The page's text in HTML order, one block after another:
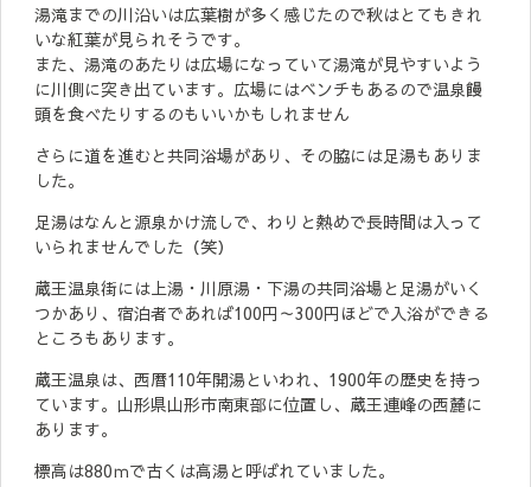
湯滝までの川沿いは広葉樹が多く感じたので秋はとてもきれ
いな紅葉が見られそうです。
また、湯滝のあたりは広場になっていて湯滝が見やすいよう
に川側に突き出ています。広場にはベンチもあるので温泉饅
頭を食べたりするのもいいかもしれません
さらに道を進むと共同浴場があり、その脇には足湯もありま
した。
足湯はなんと源泉かけ流しで、わりと熱めで長時間は入って
いられませんでした（笑）
蔵王温泉街には上湯・川原湯・下湯の共同浴場と足湯がいく
つかあり、宿泊者であれば100円～300円ほどで入浴ができる
ところもあります。
蔵王温泉は、西暦110年開湯といわれ、1900年の歴史を持っ
ています。山形県山形市南東部に位置し、蔵王連峰の西麓に
あります。
標高は880ｍで古くは高湯と呼ばれていました。